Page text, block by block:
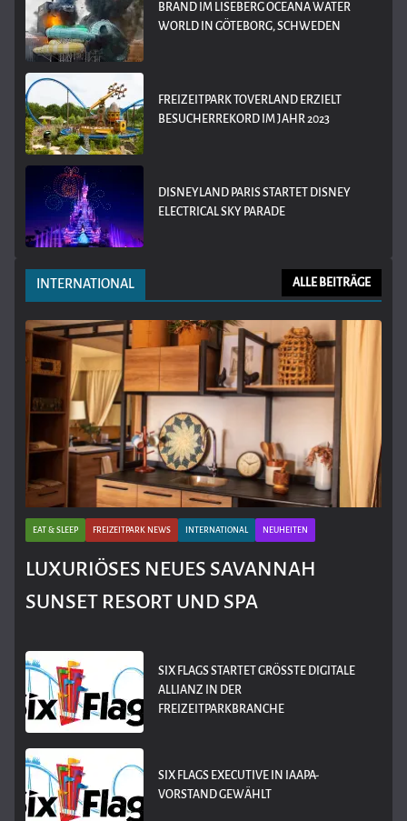
BRAND IM LISEBERG OCEANA WATER
WORLD IN GÖTEBORG, SCHWEDEN
FREIZEITPARK TOVERLAND ERZIELT
BESUCHERREKORD IM JAHR 2023
DISNEYLAND PARIS STARTET DISNEY
ELECTRICAL SKY PARADE
INTERNATIONAL ALLE BEITRÄGE
EAT & SLEEP FREIZEITPARK NEWS INTERNATIONAL NEUHEITEN
LUXURIÖSES NEUES SAVANNAH
SUNSET RESORT UND SPA
SIX FLAGS STARTET GRÖSSTE DIGITALE A
LLIANZ IN DER F
REIZEITPARKBRANCHE
SIX FLAGS EXECUTIVE IN IAAPA-
VORSTAND GEWÄHLT